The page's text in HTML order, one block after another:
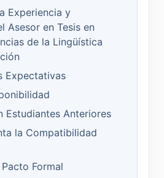
Experiencia y
Asesor en Tesis en
de la Lingüística
Expectativas
Estudiantes Anteriores
la Compatibilidad
Formal